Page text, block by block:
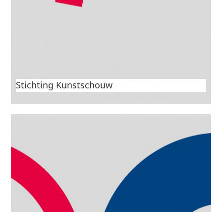
Stichting Kunstschouw